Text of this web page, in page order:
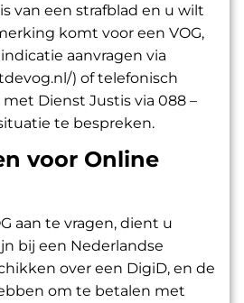
van een strafblad en u wilt
komt voor een VOG,
aanvragen via
) of telefonisch
Dienst Justis via 088 –
te bespreken.
voor Online
aan te vragen, dient u
bij een Nederlandse
over een DigiD, en de
om te betalen met